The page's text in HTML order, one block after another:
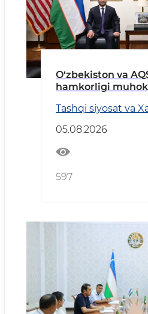
O‘zbekiston va
hamkorligi
Tashqi siyosat va
05.08.2026
597